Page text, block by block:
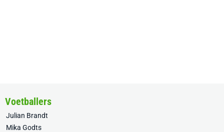
Voetballers
Julian Brandt
Mika Godts